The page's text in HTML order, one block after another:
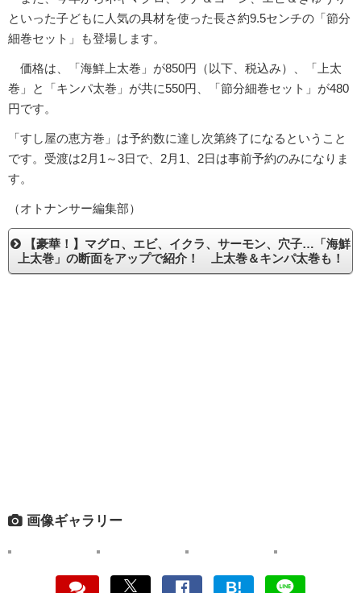
といった子どもに人気の具材を使った長さ約9.5センチの「節分
細巻セット」も登場します。
価格は、「海鮮上太巻」が850円（以下、税込み）、「上太
巻」と「キンパ太巻」が共に550円、「節分細巻セット」が480
円です。
「すし屋の恵方巻」は予約数に達し次第終了になるということ
です。受渡は2月1～3日で、2月1、2日は事前予約のみになりま
す。
（オトナンサー編集部）
【豪華！】マグロ、エビ、イクラ、サーモン、穴子…「海鮮
上太巻」の断面をアップで紹介！ 上太巻＆キンパ太巻も！
画像ギャラリー
B!